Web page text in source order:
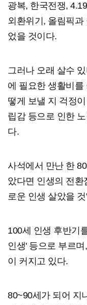
광복, 한국전쟁,
외환위기, 올림픽과
었을 것이다.
그러나 오래 살수
에 필요한 생활비를
떻게 보낼 지 걱정
립감 등으로 인한
다.
사석에서 만난 한
았다면 인생의 전환
로운 인생 살았을
100세 인생 후반기
인생' 등으로 부르
이 커지고 있다.
80~90세가 되어 지